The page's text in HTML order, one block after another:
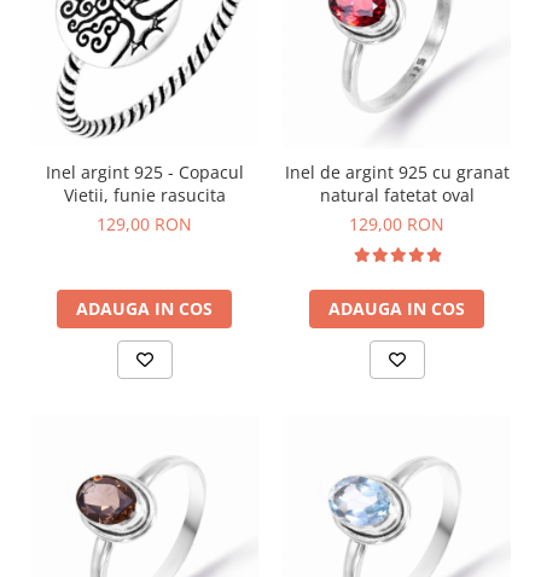
Inel argint 925 - Copacul
Vietii, funie rasucita
129,00 RON
ADAUGA IN COS
Inel de argint 925 cu granat
natural fatetat oval
129,00 RON
ADAUGA IN COS